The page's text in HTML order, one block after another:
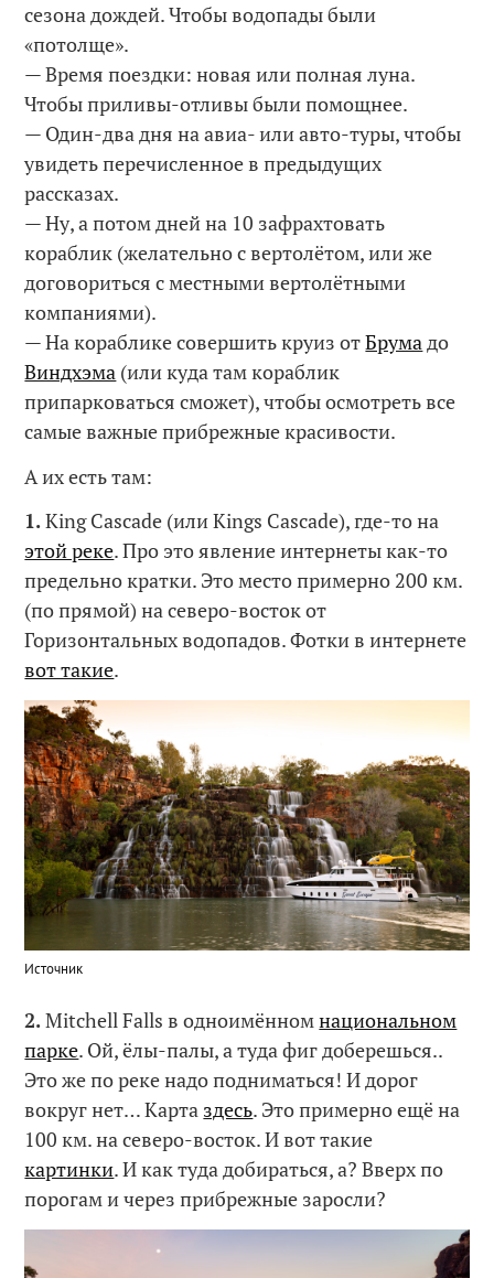
сезона дождей. Чтобы водопады были
«потолще».
— Время поездки: новая или полная луна.
Чтобы приливы-отливы были помощнее.
— Один-два дня на авиа- или авто-туры, чтобы
увидеть перечисленное в предыдущих
рассказах.
— Ну, а потом дней на 10 зафрахтовать
кораблик (желательно с вертолётом, или же
договориться с местными вертолётными
компаниями).
— На кораблике совершить круиз отБрумадо
Виндхэма (или куда там кораблик
припарковаться сможет), чтобы осмотреть все
самые важные прибрежные красивости.
А их есть там:
1.King Cascade (или Kings Cascade), где-то на
этой реке. Про это явление интернеты как-то
предельно кратки. Это место примерно 200 км.
(по прямой) на северо-восток от
Горизонтальных водопадов. Фотки в интернете
вот такие.
Источник
2.Mitchell Falls в одноимённомнациональном
парке. Ой, ёлы-палы, а туда фиг доберешься..
Это же по реке надо подниматься! И дорог
вокруг нет… Карта здесь. Это примерно ещё на
100 км. на северо-восток. И вот такие
картинки. И как туда добираться, а? Вверх по
порогам и через прибрежные заросли?